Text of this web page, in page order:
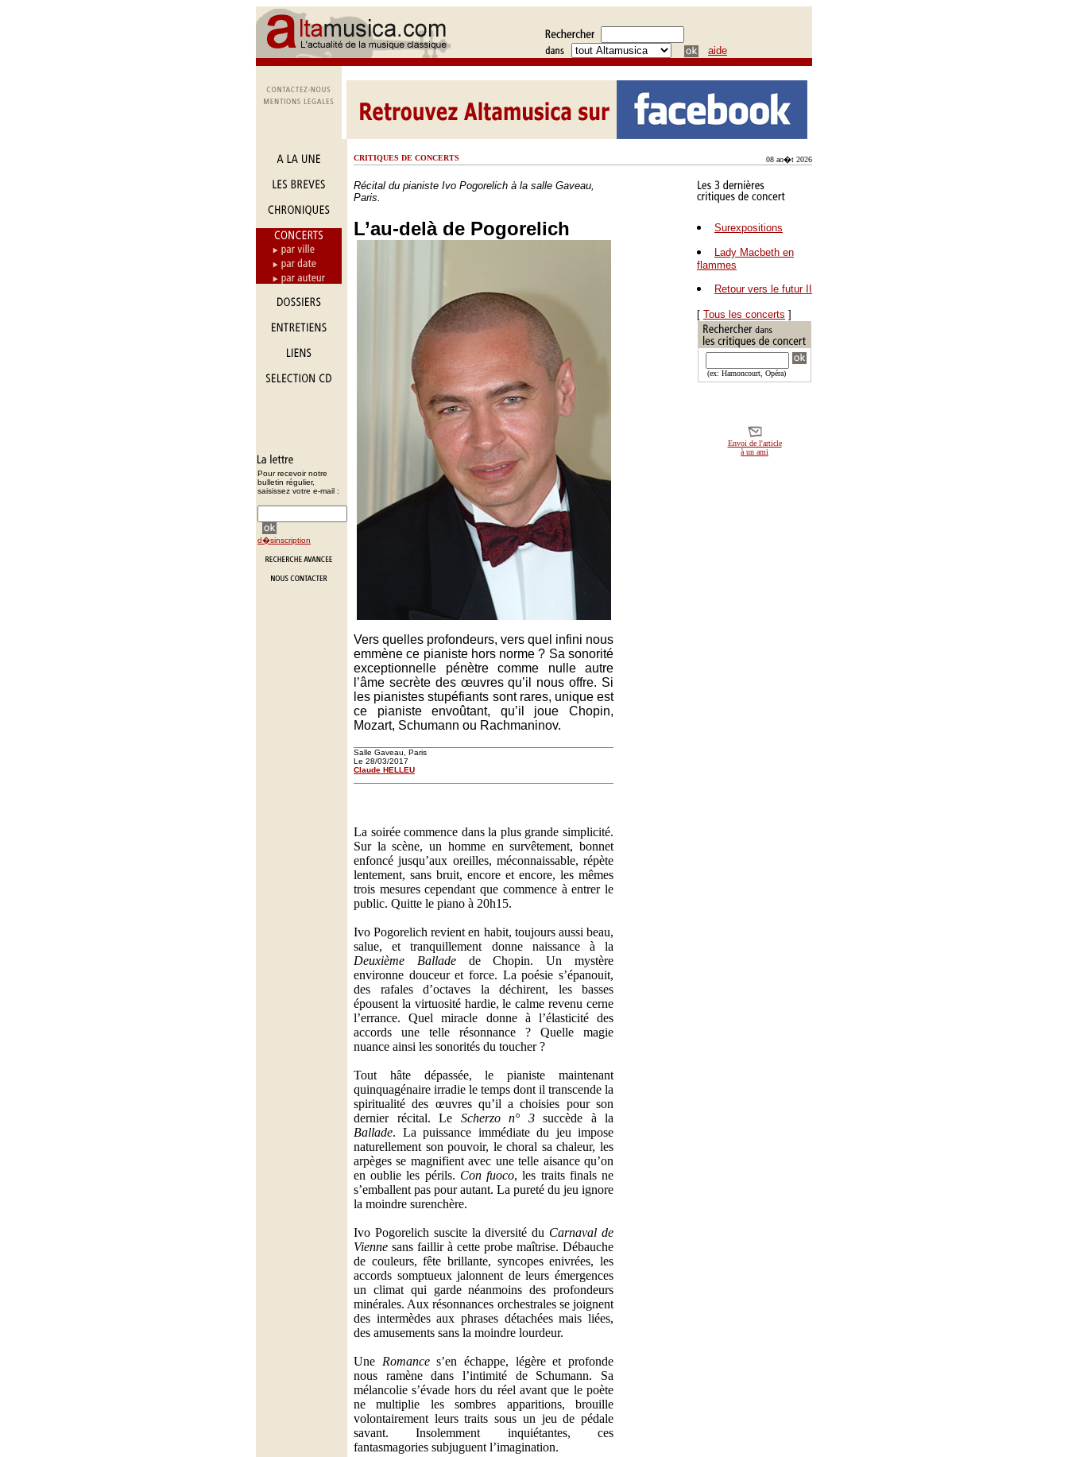
aide
Pour recevoir notre
bulletin régulier,
saisissez votre e-mail :
d�sinscription
CRITIQUES DE CONCERTS 08 ao�t 2026
Récital du pianiste Ivo Pogorelich à la salle Gaveau,
Paris.
L’au-delà de Pogorelich
Vers quelles profondeurs, vers quel infini nous
emmène ce pianiste hors norme ? Sa sonorité
exceptionnelle pénètre comme nulle autre
l’âme secrète des œuvres qu’il nous offre. Si
les pianistes stupéfiants sont rares, unique est
ce pianiste envoûtant, qu’il joue Chopin,
Mozart, Schumann ou Rachmaninov.
Salle Gaveau, Paris
Le 28/03/2017
Claude HELLEU
Surexpositions
Lady Macbeth en
flammes
Retour vers le futur II
[ Tous les concerts ]
(ex: Harnoncourt, Opéra)
Envoi de l'article
à un ami
La soirée commence dans la plus grande simplicité.
Sur la scène, un homme en survêtement, bonnet
enfoncé jusqu’aux oreilles, méconnaissable, répète
lentement, sans bruit, encore et encore, les mêmes
trois mesures cependant que commence à entrer le
public. Quitte le piano à 20h15.
Ivo Pogorelich revient en habit, toujours aussi beau,
salue, et tranquillement donne naissance à la
Deuxième Balladede Chopin. Un mystère
environne douceur et force. La poésie s’épanouit,
des rafales d’octaves la déchirent, les basses
épousent la virtuosité hardie, le calme revenu cerne
l’errance. Quel miracle donne à l’élasticité des
accords une telle résonnance ? Quelle magie
nuance ainsi les sonorités du toucher ?
Tout hâte dépassée, le pianiste maintenant
quinquagénaire irradie le temps dont il transcende la
spiritualité des œuvres qu’il a choisies pour son
dernier récital. Le Scherzo n° 3succède à la
Ballade. La puissance immédiate du jeu impose
naturellement son pouvoir, le choral sa chaleur, les
arpèges se magnifient avec une telle aisance qu’on
en oublie les périls. Con fuoco, les traits finals ne
s’emballent pas pour autant. La pureté du jeu ignore
la moindre surenchère.
Ivo Pogorelich suscite la diversité du Carnaval de
Vienne sans faillir à cette probe maîtrise. Débauche
de couleurs, fête brillante, syncopes enivrées, les
accords somptueux jalonnent de leurs émergences
un climat qui garde néanmoins des profondeurs
minérales. Aux résonnances orchestrales se joignent
des intermèdes aux phrases détachées mais liées,
des amusements sans la moindre lourdeur.
Une Romances’en échappe, légère et profonde
nous ramène dans l’intimité de Schumann. Sa
mélancolie s’évade hors du réel avant que le poète
ne multiplie les sombres apparitions, brouille
volontairement leurs traits sous un jeu de pédale
savant. Insolemment inquiétantes, ces
fantasmagories subjuguent l’imagination.